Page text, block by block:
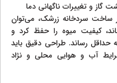
و تغییرات ناگهانی دما
ساخت سردخانه زرشک، می‌توان
کیفیت میوه را حفظ کرد و
حداقل رساند. طراحی دقیق باید
آب و هوایی محلی و نژاد